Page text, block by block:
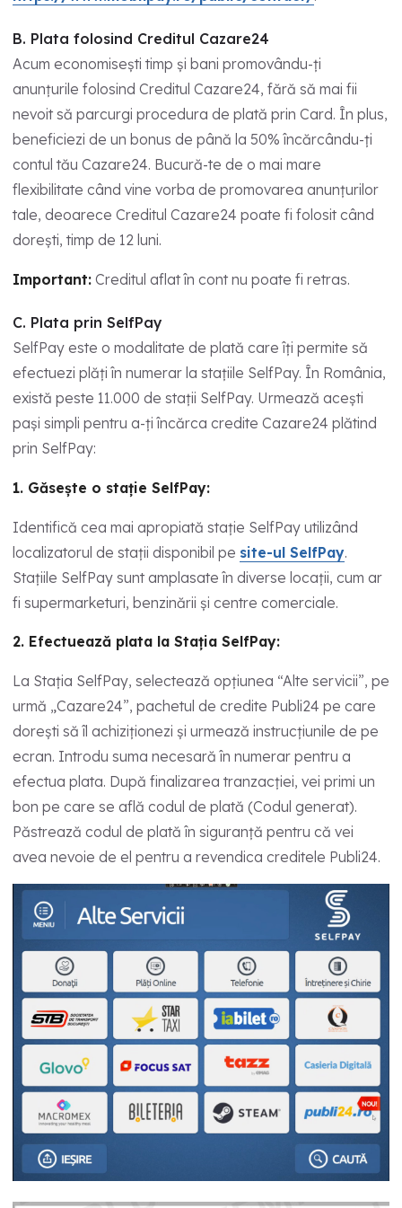
B. Plata folosind Creditul Cazare24
Acum economisești timp și bani promovându-ți
anunțurile folosind Creditul Cazare24, fără să mai fii
nevoit să parcurgi procedura de plată prin Card. În plus,
beneficiezi de un bonus de până la 50% încărcându-ți
contul tău Cazare24. Bucură-te de o mai mare
flexibilitate când vine vorba de promovarea anunțurilor
tale, deoarece Creditul Cazare24 poate fi folosit când
dorești, timp de 12 luni.
Important: Creditul aflat în cont nu poate fi retras.
C. Plata prin SelfPay
SelfPay este o modalitate de plată care îți permite să
efectuezi plăți în numerar la stațiile SelfPay. În România,
există peste 11.000 de stații SelfPay. Urmează acești
pași simpli pentru a-ți încărca credite Cazare24 plătind
prin SelfPay:
1. Găsește o stație SelfPay:
Identifică cea mai apropiată stație SelfPay utilizând
localizatorul de stații disponibil pe site-ul SelfPay.
Stațiile SelfPay sunt amplasate în diverse locații, cum ar
fi supermarketuri, benzinării și centre comerciale.
2. Efectuează plata la Stația SelfPay:
La Stația SelfPay, selectează opțiunea “Alte servicii”, pe
urmă „Cazare24”, pachetul de credite Publi24 pe care
dorești să îl achiziționezi și urmează instrucțiunile de pe
ecran. Introdu suma necesară în numerar pentru a
efectua plata. După finalizarea tranzacției, vei primi un
bon pe care se află codul de plată (Codul generat).
Păstrează codul de plată în siguranță pentru că vei
avea nevoie de el pentru a revendica creditele Publi24.